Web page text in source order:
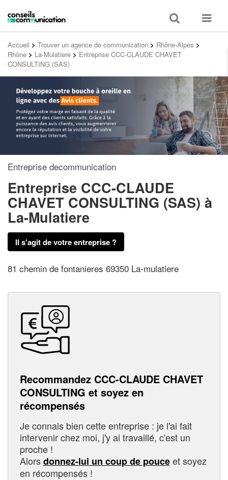
Toggle
search
Toggle
Accueil > Trouver un agence de communication > Rhône-Alpes >
Rhône > La-Mulatiere > Entreprise CCC-CLAUDE CHAVET
CONSULTING (SAS)
Entreprise decommunication
Entreprise CCC-CLAUDE
CHAVET CONSULTING (SAS) à
La-Mulatiere
Il s'agit de votre entreprise ?
81 chemin de fontanieres 69350 La-mulatiere
Recommandez CCC-CLAUDE CHAVET
CONSULTING et soyez en
récompensés
Je connais bien cette entreprise : je l'ai fait
intervenir chez moi, j'y ai travaillé, c'est un
proche !
Alorsdonnez-lui un coup de pouceet soyez
en récompensés !